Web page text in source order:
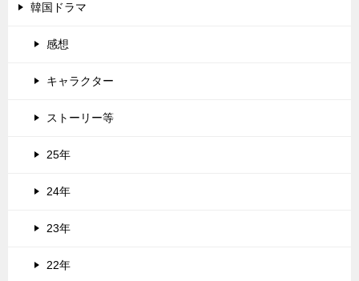
韓国ドラマ
感想
キャラクター
ストーリー等
25年
24年
23年
22年